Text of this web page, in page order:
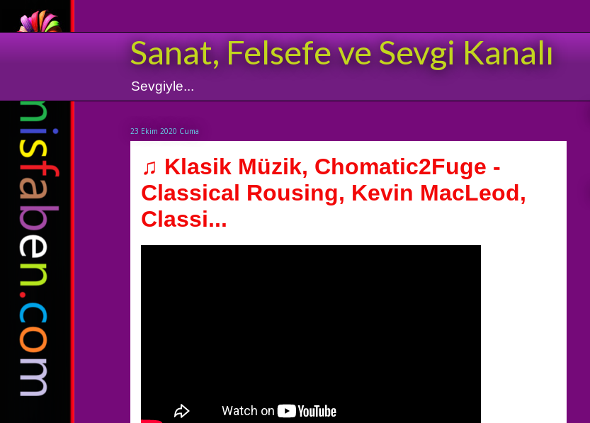
Sanat, Felsefe ve Sevgi Kanalı
Sevgiyle...
23 Ekim 2020 Cuma
♫ Klasik Müzik, Chomatic2Fuge -
Classical Rousing, Kevin MacLeod,
Classi...